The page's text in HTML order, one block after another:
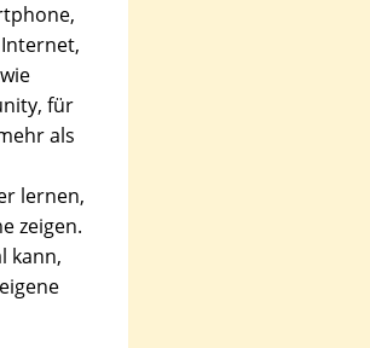
für
als
lernen,
zeigen.
kann,